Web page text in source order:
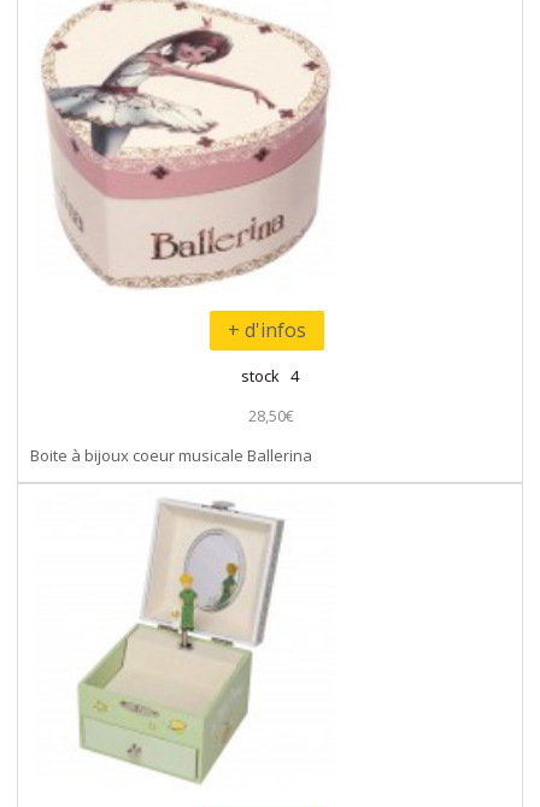
+ d'infos
stock 4
28,50€
Boite à bijoux coeur musicale Ballerina